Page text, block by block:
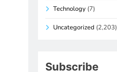
Technology (7)
Uncategorized (2,203)
Subscribe